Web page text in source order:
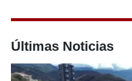
Últimas Noticias